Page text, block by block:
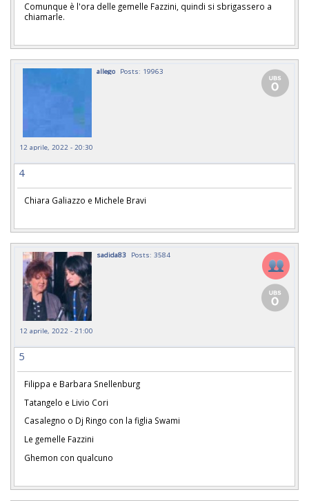
Comunque è l'ora delle gemelle Fazzini, quindi si sbrigassero a
chiamarle.
allego Posts: 19963
12 aprile, 2022 - 20:30
4
Chiara Galiazzo e Michele Bravi
sadida83 Posts: 3584
12 aprile, 2022 - 21:00
5
Filippa e Barbara Snellenburg
Tatangelo e Livio Cori
Casalegno o Dj Ringo con la figlia Swami
Le gemelle Fazzini
Ghemon con qualcuno